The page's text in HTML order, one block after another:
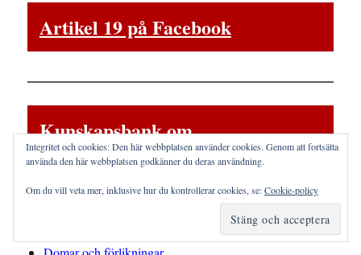
Artikel 19 på Facebook
Kunskapsbank om
funktionsdiskriminering
Integritet och cookies: Den här webbplatsen använder cookies. Genom att fortsätta
använda den här webbplatsen godkänner du deras användning.
Om du vill veta mer, inklusive hur du kontrollerar cookies, se:Cookie-policy